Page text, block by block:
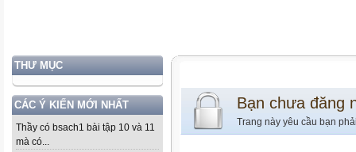
THƯ MỤC
CÁC Ý KIẾN MỚI NHẤT
Thầy có bsach1 bài tập 10 và 11
mà có...
Bạn chưa đăng
Trang này yêu cầu bạn